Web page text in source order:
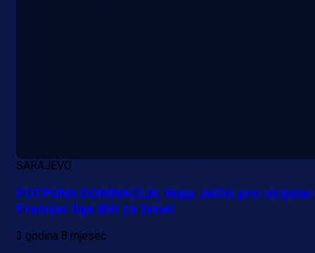
A Selekcija
Kakva partija Omerovića:
dva gola za samo tri minute!
SARAJEVO
POTPUNA DOMINACIJA: Maja Jelčić prvi strijelac
Premijer lige BiH za žene!
3 godina 8 mjesec